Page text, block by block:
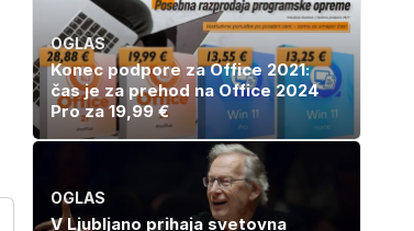
OGLAS
Konec podpore za Office 2021:
čas je za prehod na Office 2024
Pro za 19,99 €
OGLAS
V Ljubljano prihaja svetovna